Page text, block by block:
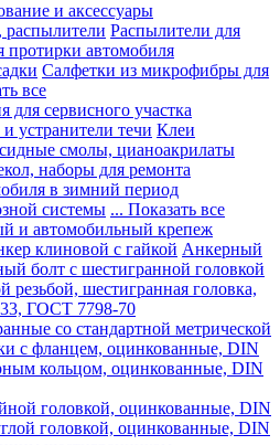
и аксессуары
Распылители для
протирки автомобиля
Салфетки из микрофибры для
все
сервисного участка
устранители течи Клеи
смолы, цианоакрилаты
наборы для ремонта
в зимний период
системы ... Показать все
и автомобильный крепеж
клиновой с гайкой Анкерный
болт с шестигранной головкой
резьбой, шестигранная головка,
ГОСТ 7798-70
со стандартной метрической
с фланцем, оцинкованные, DIN
кольцом, оцинкованные, DIN
головкой, оцинкованные, DIN
головкой, оцинкованные, DIN